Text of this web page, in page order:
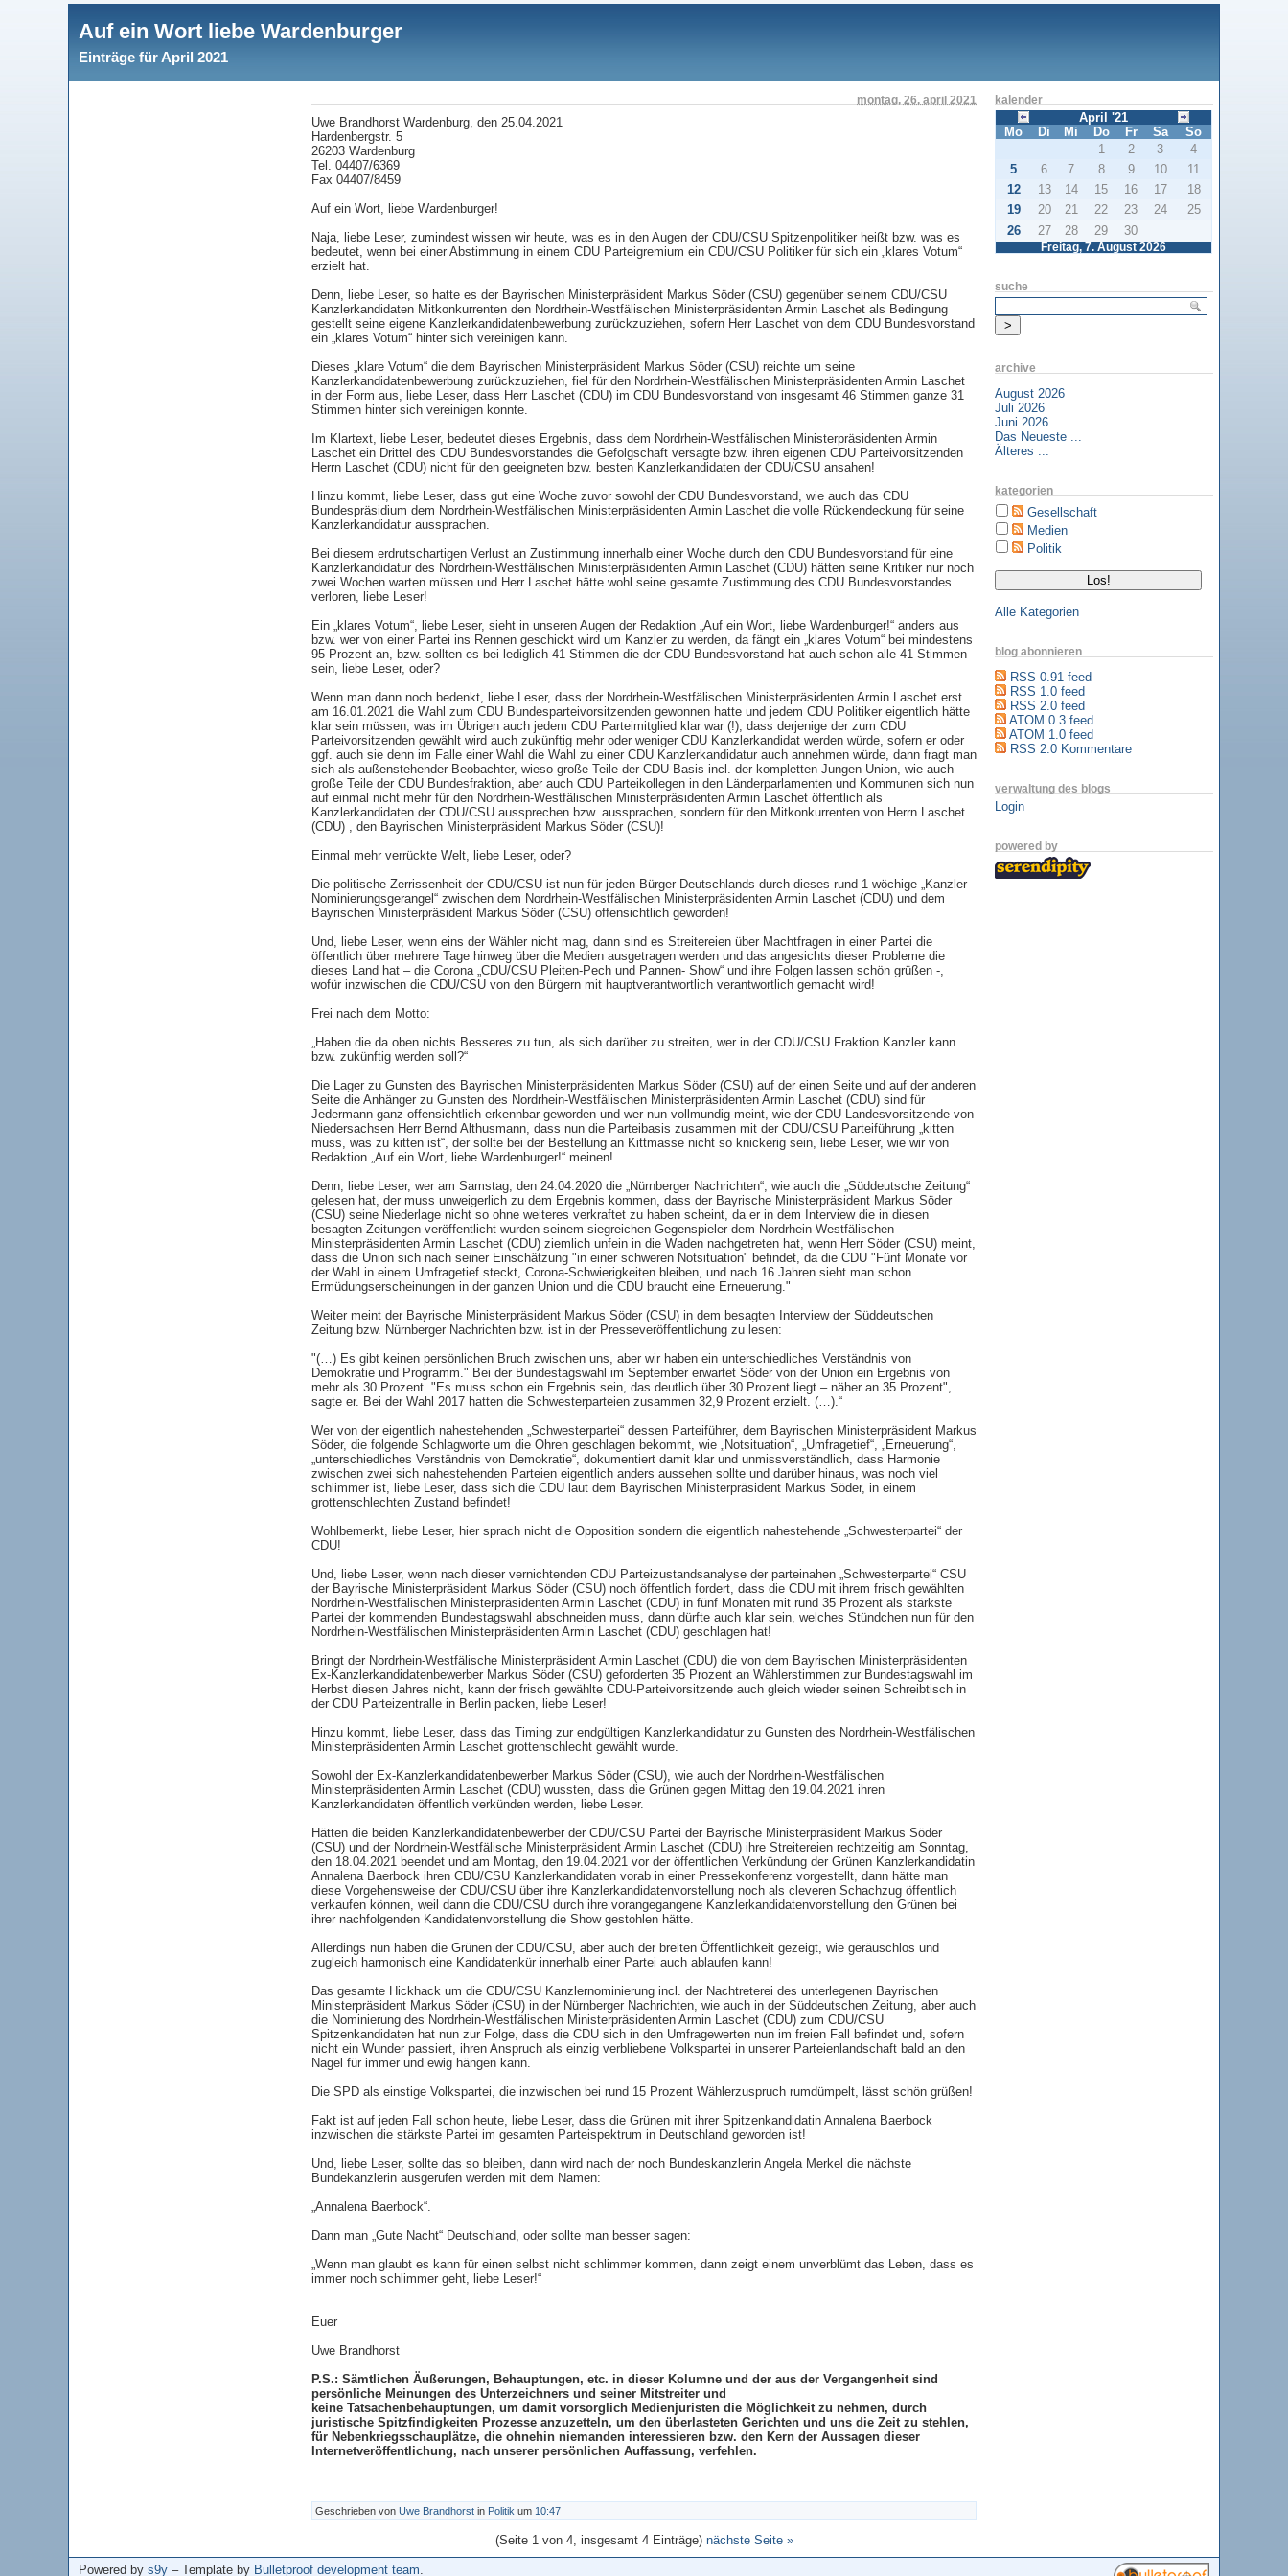
Auf ein Wort liebe Wardenburger
Einträge für April 2021
montag, 26. april 2021
Uwe Brandhorst Wardenburg, den 25.04.2021
Hardenbergstr. 5
26203 Wardenburg
Tel. 04407/6369
Fax 04407/8459
Auf ein Wort, liebe Wardenburger!
Naja, liebe Leser, zumindest wissen wir heute, was es in den Augen der CDU/CSU Spitzenpolitiker heißt bzw. was es
bedeutet, wenn bei einer Abstimmung in einem CDU Parteigremium ein CDU/CSU Politiker für sich ein „klares Votum“
erzielt hat.
Denn, liebe Leser, so hatte es der Bayrischen Ministerpräsident Markus Söder (CSU) gegenüber seinem CDU/CSU
Kanzlerkandidaten Mitkonkurrenten den Nordrhein-Westfälischen Ministerpräsidenten Armin Laschet als Bedingung
gestellt seine eigene Kanzlerkandidatenbewerbung zurückzuziehen, sofern Herr Laschet von dem CDU Bundesvorstand
ein „klares Votum“ hinter sich vereinigen kann.
Dieses „klare Votum“ die dem Bayrischen Ministerpräsident Markus Söder (CSU) reichte um seine
Kanzlerkandidatenbewerbung zurückzuziehen, fiel für den Nordrhein-Westfälischen Ministerpräsidenten Armin Laschet
in der Form aus, liebe Leser, dass Herr Laschet (CDU) im CDU Bundesvorstand von insgesamt 46 Stimmen ganze 31
Stimmen hinter sich vereinigen konnte.
Im Klartext, liebe Leser, bedeutet dieses Ergebnis, dass dem Nordrhein-Westfälischen Ministerpräsidenten Armin
Laschet ein Drittel des CDU Bundesvorstandes die Gefolgschaft versagte bzw. ihren eigenen CDU Parteivorsitzenden
Herrn Laschet (CDU) nicht für den geeigneten bzw. besten Kanzlerkandidaten der CDU/CSU ansahen!
Hinzu kommt, liebe Leser, dass gut eine Woche zuvor sowohl der CDU Bundesvorstand, wie auch das CDU
Bundespräsidium dem Nordrhein-Westfälischen Ministerpräsidenten Armin Laschet die volle Rückendeckung für seine
Kanzlerkandidatur aussprachen.
Bei diesem erdrutschartigen Verlust an Zustimmung innerhalb einer Woche durch den CDU Bundesvorstand für eine
Kanzlerkandidatur des Nordrhein-Westfälischen Ministerpräsidenten Armin Laschet (CDU) hätten seine Kritiker nur noch
zwei Wochen warten müssen und Herr Laschet hätte wohl seine gesamte Zustimmung des CDU Bundesvorstandes
verloren, liebe Leser!
Ein „klares Votum“, liebe Leser, sieht in unseren Augen der Redaktion „Auf ein Wort, liebe Wardenburger!“ anders aus
bzw. wer von einer Partei ins Rennen geschickt wird um Kanzler zu werden, da fängt ein „klares Votum“ bei mindestens
95 Prozent an, bzw. sollten es bei lediglich 41 Stimmen die der CDU Bundesvorstand hat auch schon alle 41 Stimmen
sein, liebe Leser, oder?
Wenn man dann noch bedenkt, liebe Leser, dass der Nordrhein-Westfälischen Ministerpräsidenten Armin Laschet erst
am 16.01.2021 die Wahl zum CDU Bundesparteivorsitzenden gewonnen hatte und jedem CDU Politiker eigentlich hätte
klar sein müssen, was im Übrigen auch jedem CDU Parteimitglied klar war (!), dass derjenige der zum CDU
Parteivorsitzenden gewählt wird auch zukünftig mehr oder weniger CDU Kanzlerkandidat werden würde, sofern er oder
ggf. auch sie denn im Falle einer Wahl die Wahl zu einer CDU Kanzlerkandidatur auch annehmen würde, dann fragt man
sich als außenstehender Beobachter, wieso große Teile der CDU Basis incl. der kompletten Jungen Union, wie auch
große Teile der CDU Bundesfraktion, aber auch CDU Parteikollegen in den Länderparlamenten und Kommunen sich nun
auf einmal nicht mehr für den Nordrhein-Westfälischen Ministerpräsidenten Armin Laschet öffentlich als
Kanzlerkandidaten der CDU/CSU aussprechen bzw. aussprachen, sondern für den Mitkonkurrenten von Herrn Laschet
(CDU) , den Bayrischen Ministerpräsident Markus Söder (CSU)!
Einmal mehr verrückte Welt, liebe Leser, oder?
Die politische Zerrissenheit der CDU/CSU ist nun für jeden Bürger Deutschlands durch dieses rund 1 wöchige „Kanzler
Nominierungsgerangel“ zwischen dem Nordrhein-Westfälischen Ministerpräsidenten Armin Laschet (CDU) und dem
Bayrischen Ministerpräsident Markus Söder (CSU) offensichtlich geworden!
Und, liebe Leser, wenn eins der Wähler nicht mag, dann sind es Streitereien über Machtfragen in einer Partei die
öffentlich über mehrere Tage hinweg über die Medien ausgetragen werden und das angesichts dieser Probleme die
dieses Land hat – die Corona „CDU/CSU Pleiten-Pech und Pannen- Show“ und ihre Folgen lassen schön grüßen -,
wofür inzwischen die CDU/CSU von den Bürgern mit hauptverantwortlich verantwortlich gemacht wird!
Frei nach dem Motto:
„Haben die da oben nichts Besseres zu tun, als sich darüber zu streiten, wer in der CDU/CSU Fraktion Kanzler kann
bzw. zukünftig werden soll?“
Die Lager zu Gunsten des Bayrischen Ministerpräsidenten Markus Söder (CSU) auf der einen Seite und auf der anderen
Seite die Anhänger zu Gunsten des Nordrhein-Westfälischen Ministerpräsidenten Armin Laschet (CDU) sind für
Jedermann ganz offensichtlich erkennbar geworden und wer nun vollmundig meint, wie der CDU Landesvorsitzende von
Niedersachsen Herr Bernd Althusmann, dass nun die Parteibasis zusammen mit der CDU/CSU Parteiführung „kitten
muss, was zu kitten ist“, der sollte bei der Bestellung an Kittmasse nicht so knickerig sein, liebe Leser, wie wir von
Redaktion „Auf ein Wort, liebe Wardenburger!“ meinen!
Denn, liebe Leser, wer am Samstag, den 24.04.2020 die „Nürnberger Nachrichten“, wie auch die „Süddeutsche Zeitung“
gelesen hat, der muss unweigerlich zu dem Ergebnis kommen, dass der Bayrische Ministerpräsident Markus Söder
(CSU) seine Niederlage nicht so ohne weiteres verkraftet zu haben scheint, da er in dem Interview die in diesen
besagten Zeitungen veröffentlicht wurden seinem siegreichen Gegenspieler dem Nordrhein-Westfälischen
Ministerpräsidenten Armin Laschet (CDU) ziemlich unfein in die Waden nachgetreten hat, wenn Herr Söder (CSU) meint,
dass die Union sich nach seiner Einschätzung "in einer schweren Notsituation" befindet, da die CDU "Fünf Monate vor
der Wahl in einem Umfragetief steckt, Corona-Schwierigkeiten bleiben, und nach 16 Jahren sieht man schon
Ermüdungserscheinungen in der ganzen Union und die CDU braucht eine Erneuerung."
Weiter meint der Bayrische Ministerpräsident Markus Söder (CSU) in dem besagten Interview der Süddeutschen
Zeitung bzw. Nürnberger Nachrichten bzw. ist in der Presseveröffentlichung zu lesen:
"(…) Es gibt keinen persönlichen Bruch zwischen uns, aber wir haben ein unterschiedliches Verständnis von
Demokratie und Programm." Bei der Bundestagswahl im September erwartet Söder von der Union ein Ergebnis von
mehr als 30 Prozent. "Es muss schon ein Ergebnis sein, das deutlich über 30 Prozent liegt – näher an 35 Prozent",
sagte er. Bei der Wahl 2017 hatten die Schwesterparteien zusammen 32,9 Prozent erzielt. (…).“
Wer von der eigentlich nahestehenden „Schwesterpartei“ dessen Parteiführer, dem Bayrischen Ministerpräsident Markus
Söder, die folgende Schlagworte um die Ohren geschlagen bekommt, wie „Notsituation“, „Umfragetief“, „Erneuerung“,
„unterschiedliches Verständnis von Demokratie“, dokumentiert damit klar und unmissverständlich, dass Harmonie
zwischen zwei sich nahestehenden Parteien eigentlich anders aussehen sollte und darüber hinaus, was noch viel
schlimmer ist, liebe Leser, dass sich die CDU laut dem Bayrischen Ministerpräsident Markus Söder, in einem
grottenschlechten Zustand befindet!
Wohlbemerkt, liebe Leser, hier sprach nicht die Opposition sondern die eigentlich nahestehende „Schwesterpartei“ der
CDU!
Und, liebe Leser, wenn nach dieser vernichtenden CDU Parteizustandsanalyse der parteinahen „Schwesterpartei“ CSU
der Bayrische Ministerpräsident Markus Söder (CSU) noch öffentlich fordert, dass die CDU mit ihrem frisch gewählten
Nordrhein-Westfälischen Ministerpräsidenten Armin Laschet (CDU) in fünf Monaten mit rund 35 Prozent als stärkste
Partei der kommenden Bundestagswahl abschneiden muss, dann dürfte auch klar sein, welches Stündchen nun für den
Nordrhein-Westfälischen Ministerpräsidenten Armin Laschet (CDU) geschlagen hat!
Bringt der Nordrhein-Westfälische Ministerpräsident Armin Laschet (CDU) die von dem Bayrischen Ministerpräsidenten
Ex-Kanzlerkandidatenbewerber Markus Söder (CSU) geforderten 35 Prozent an Wählerstimmen zur Bundestagswahl im
Herbst diesen Jahres nicht, kann der frisch gewählte CDU-Parteivorsitzende auch gleich wieder seinen Schreibtisch in
der CDU Parteizentralle in Berlin packen, liebe Leser!
Hinzu kommt, liebe Leser, dass das Timing zur endgültigen Kanzlerkandidatur zu Gunsten des Nordrhein-Westfälischen
Ministerpräsidenten Armin Laschet grottenschlecht gewählt wurde.
Sowohl der Ex-Kanzlerkandidatenbewerber Markus Söder (CSU), wie auch der Nordrhein-Westfälischen
Ministerpräsidenten Armin Laschet (CDU) wussten, dass die Grünen gegen Mittag den 19.04.2021 ihren
Kanzlerkandidaten öffentlich verkünden werden, liebe Leser.
Hätten die beiden Kanzlerkandidatenbewerber der CDU/CSU Partei der Bayrische Ministerpräsident Markus Söder
(CSU) und der Nordrhein-Westfälische Ministerpräsident Armin Laschet (CDU) ihre Streitereien rechtzeitig am Sonntag,
den 18.04.2021 beendet und am Montag, den 19.04.2021 vor der öffentlichen Verkündung der Grünen Kanzlerkandidatin
Annalena Baerbock ihren CDU/CSU Kanzlerkandidaten vorab in einer Pressekonferenz vorgestellt, dann hätte man
diese Vorgehensweise der CDU/CSU über ihre Kanzlerkandidatenvorstellung noch als cleveren Schachzug öffentlich
verkaufen können, weil dann die CDU/CSU durch ihre vorangegangene Kanzlerkandidatenvorstellung den Grünen bei
ihrer nachfolgenden Kandidatenvorstellung die Show gestohlen hätte.
Allerdings nun haben die Grünen der CDU/CSU, aber auch der breiten Öffentlichkeit gezeigt, wie geräuschlos und
zugleich harmonisch eine Kandidatenkür innerhalb einer Partei auch ablaufen kann!
Das gesamte Hickhack um die CDU/CSU Kanzlernominierung incl. der Nachtreterei des unterlegenen Bayrischen
Ministerpräsident Markus Söder (CSU) in der Nürnberger Nachrichten, wie auch in der Süddeutschen Zeitung, aber auch
die Nominierung des Nordrhein-Westfälischen Ministerpräsidenten Armin Laschet (CDU) zum CDU/CSU
Spitzenkandidaten hat nun zur Folge, dass die CDU sich in den Umfragewerten nun im freien Fall befindet und, sofern
nicht ein Wunder passiert, ihren Anspruch als einzig verbliebene Volkspartei in unserer Parteienlandschaft bald an den
Nagel für immer und ewig hängen kann.
Die SPD als einstige Volkspartei, die inzwischen bei rund 15 Prozent Wählerzuspruch rumdümpelt, lässt schön grüßen!
Fakt ist auf jeden Fall schon heute, liebe Leser, dass die Grünen mit ihrer Spitzenkandidatin Annalena Baerbock
inzwischen die stärkste Partei im gesamten Parteispektrum in Deutschland geworden ist!
Und, liebe Leser, sollte das so bleiben, dann wird nach der noch Bundeskanzlerin Angela Merkel die nächste
Bundekanzlerin ausgerufen werden mit dem Namen:
„Annalena Baerbock“.
Dann man „Gute Nacht“ Deutschland, oder sollte man besser sagen:
„Wenn man glaubt es kann für einen selbst nicht schlimmer kommen, dann zeigt einem unverblümt das Leben, dass es
immer noch schlimmer geht, liebe Leser!“
Euer
Uwe Brandhorst
P.S.: Sämtlichen Äußerungen, Behauptungen, etc. in dieser Kolumne und der aus der Vergangenheit sind
persönliche Meinungen des Unterzeichners und seiner Mitstreiter und
keine Tatsachenbehauptungen, um damit vorsorglich Medienjuristen die Möglichkeit zu nehmen, durch
juristische Spitzfindigkeiten Prozesse anzuzetteln, um den überlasteten Gerichten und uns die Zeit zu stehlen,
für Nebenkriegsschauplätze, die ohnehin niemanden interessieren bzw. den Kern der Aussagen dieser
Internetveröffentlichung, nach unserer persönlichen Auffassung, verfehlen.
Geschrieben von Uwe Brandhorstin Politik um 10:47
(Seite 1 von 4, insgesamt 4 Einträge) nächste Seite »
kalender
April '21
Mo
Di Mi Do Fr Sa So
Freitag, 7. August 2026
1 2 3
4
5
6 7 8 9 10
11
12
13 14 15 16 17
18
19
20 21 22 23 24
25
26
27 28 29 30
suche
archive
August 2026
Juli 2026
Juni 2026
Das Neueste ...
Älteres ...
kategorien
Gesellschaft
Medien
Politik
Alle Kategorien
blog abonnieren
RSS 0.91 feed
RSS 1.0 feed
RSS 2.0 feed
ATOM 0.3 feed
ATOM 1.0 feed
RSS 2.0 Kommentare
verwaltung des blogs
Login
powered by
Powered by s9y – Template by Bulletproof development team.